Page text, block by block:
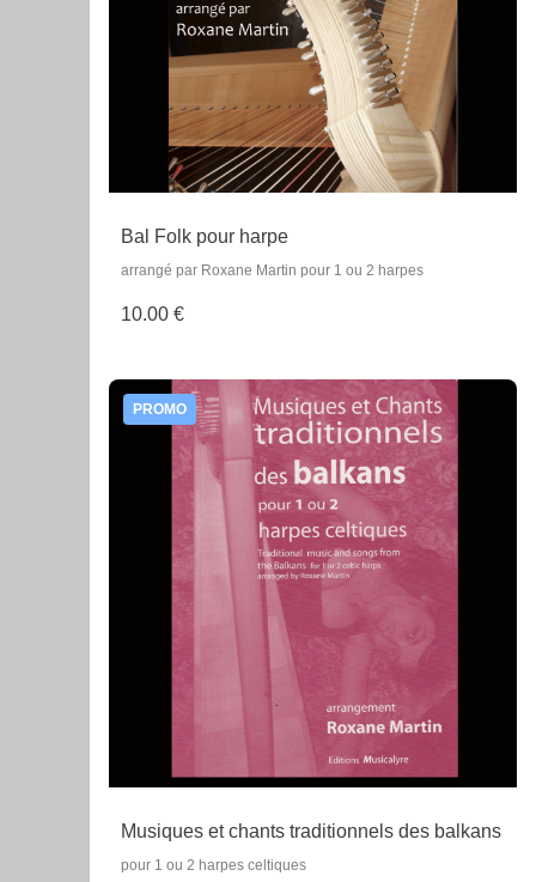
Bal Folk pour harpe
arrangé par Roxane Martin pour 1 ou 2 harpes
10.00 €
PROMO
Musiques et chants traditionnels des balkans
pour 1 ou 2 harpes celtiques